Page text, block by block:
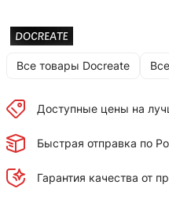
Все товары Docreate
Доступные цены на
Быстрая отправка по
Гарантия качества от